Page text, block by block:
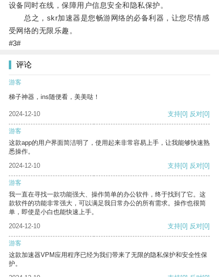
设备同时在线，保障用户信息安全和隐私保护。
总之，skr加速器是您畅游网络的必备利器，让您尽情感
受网络的无限乐趣。
#3#
评论
游客
梯子神器，ins随便看，美美哒！
2024-12-10 支持[0] 反对[0]
游客
这款app的用户界面简洁明了，使用起来非常容易上手，让我能够快速熟
悉操作。
2024-12-10
支持[0] 反对[0]
游客
我一直在寻找一款功能强大、操作简单的办公软件，终于找到了它。这
款软件的功能非常强大，可以满足我日常办公的所有需求。操作也很简
单，即使是小白也能快速上手。
2024-12-10
支持[0] 反对[0]
游客
这款加速器VPM应用程序已经为我们带来了无限的隐私保护和安全性保
护。